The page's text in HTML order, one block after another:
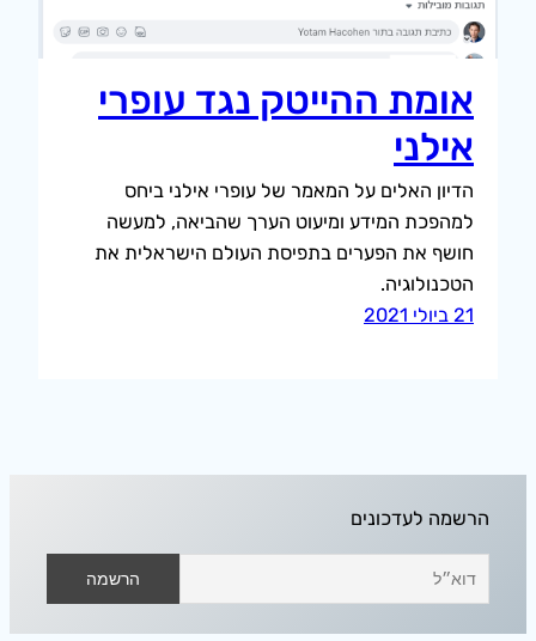
אומת ההייטק נגד עופרי
אילני
הדיון האלים על המאמר של עופרי אילני ביחס
למהפכת המידע ומיעוט הערך שהביאה, למעשה
חושף את הפערים בתפיסת העולם הישראלית את
הטכנולוגיה.
21 ביולי 2021
הרשמה לעדכונים